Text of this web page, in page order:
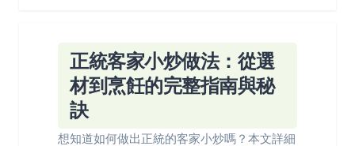
正統客家小炒做法：從選
材到烹飪的完整指南與秘
訣
想知道如何做出正統的客家小炒嗎？本文詳細